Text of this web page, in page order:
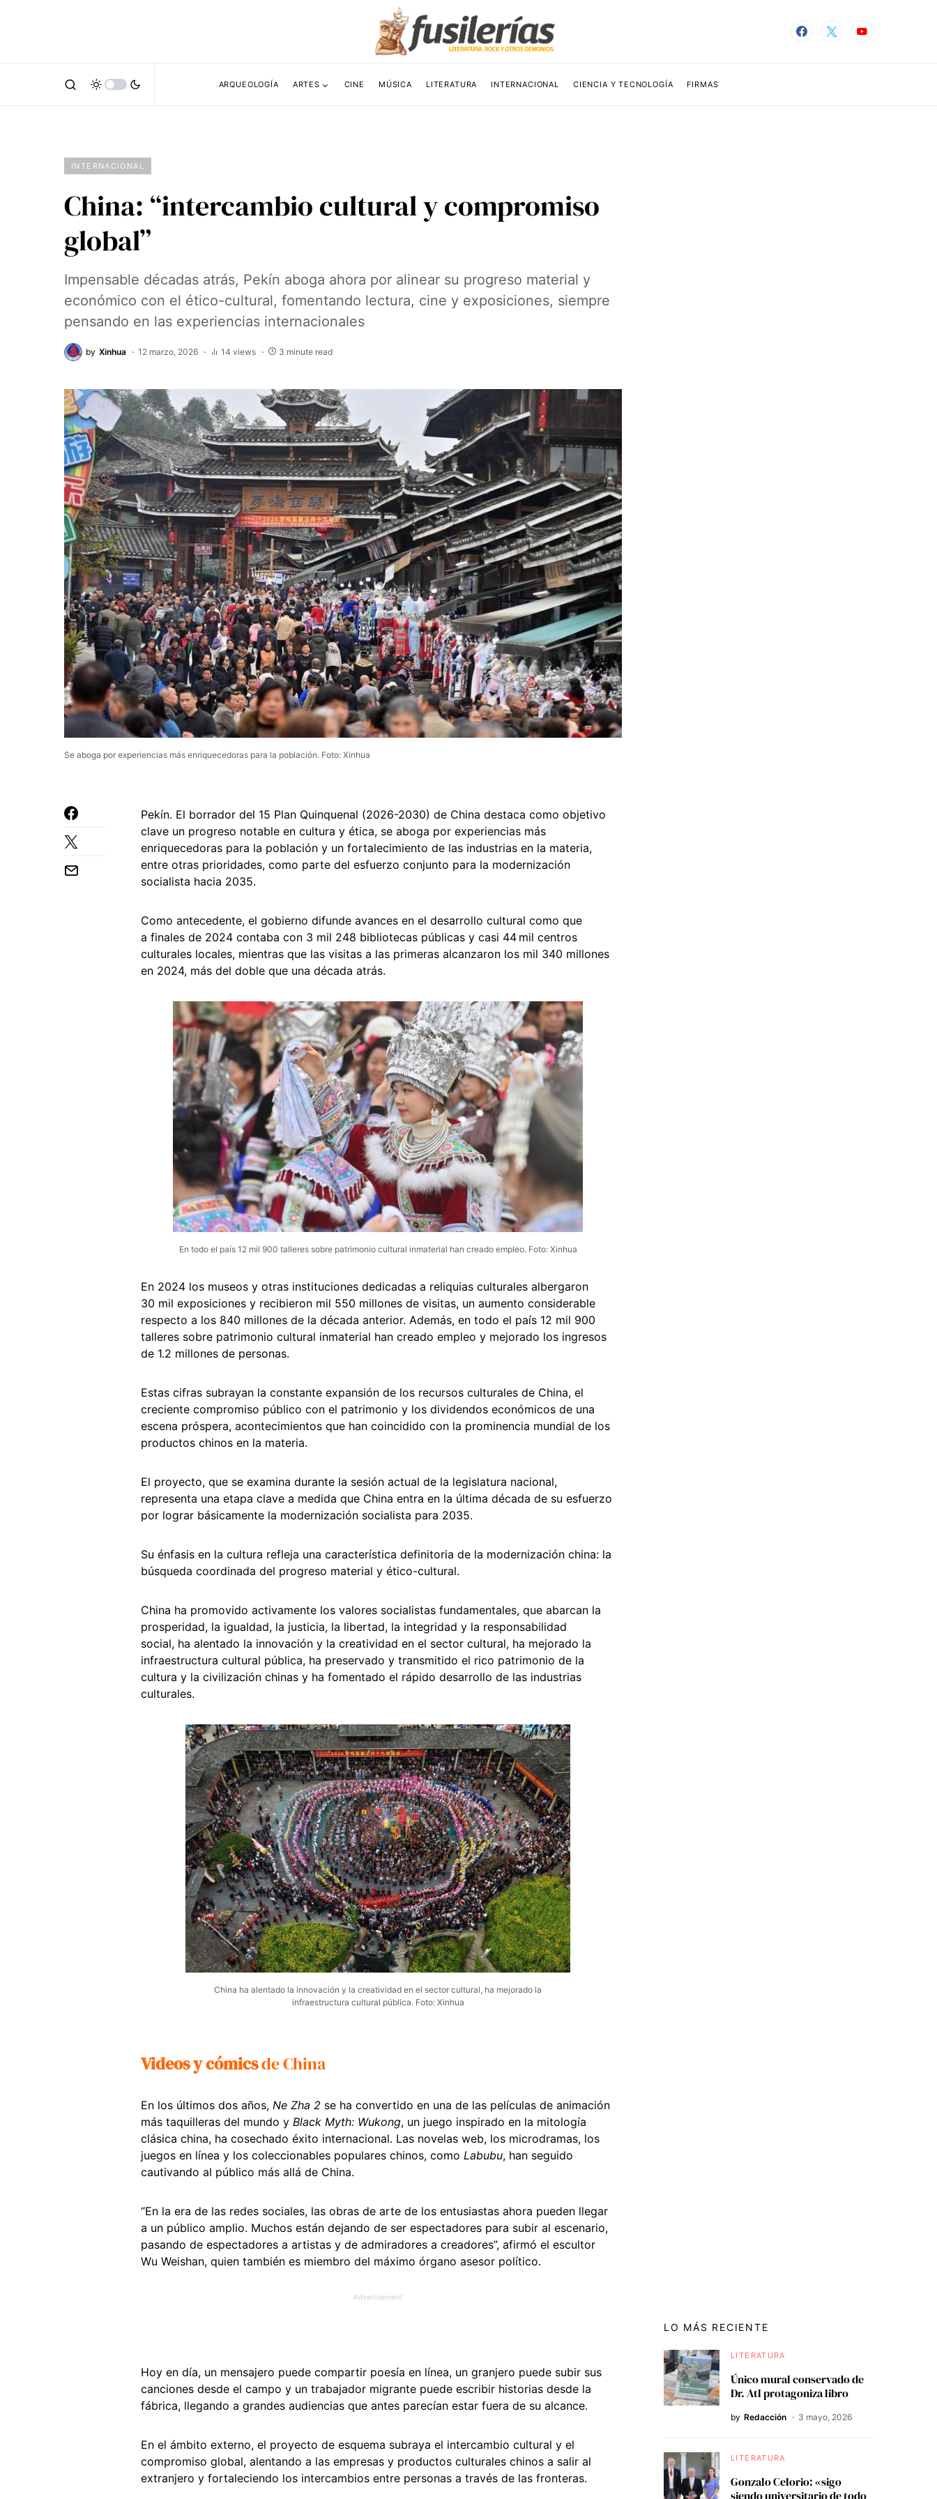
ARQUEOLOGÍA ARTES CINE MÚSICA LITERATURA INTERNACIONAL CIENCIA Y TECNOLOGÍA FIRMAS
INTERNACIONAL
China: “intercambio cultural y compromiso
global”
Impensable décadas atrás, Pekín aboga ahora por alinear su progreso material y
económico con el ético-cultural, fomentando lectura, cine y exposiciones, siempre
pensando en las experiencias internacionales
by Xinhua 12 marzo, 2026 14 views 3 minute read
Se aboga por experiencias más enriquecedoras para la población. Foto: Xinhua
Pekín. El borrador del 15 Plan Quinquenal (2026-2030) de China destaca como objetivo
clave un progreso notable en cultura y ética, se aboga por experiencias más
enriquecedoras para la población y un fortalecimiento de las industrias en la materia,
entre otras prioridades, como parte del esfuerzo conjunto para la modernización
socialista hacia 2035.
Como antecedente, el gobierno difunde avances en el desarrollo cultural como que
a finales de 2024 contaba con 3 mil 248 bibliotecas públicas y casi 44 mil centros
culturales locales, mientras que las visitas a las primeras alcanzaron los mil 340 millones
en 2024, más del doble que una década atrás.
En todo el país 12 mil 900 talleres sobre patrimonio cultural inmaterial han creado empleo. Foto: Xinhua
En 2024 los museos y otras instituciones dedicadas a reliquias culturales albergaron
30 mil exposiciones y recibieron mil 550 millones de visitas, un aumento considerable
respecto a los 840 millones de la década anterior. Además, en todo el país 12 mil 900
talleres sobre patrimonio cultural inmaterial han creado empleo y mejorado los ingresos
de 1.2 millones de personas.
Estas cifras subrayan la constante expansión de los recursos culturales de China, el
creciente compromiso público con el patrimonio y los dividendos económicos de una
escena próspera, acontecimientos que han coincidido con la prominencia mundial de los
productos chinos en la materia.
El proyecto, que se examina durante la sesión actual de la legislatura nacional,
representa una etapa clave a medida que China entra en la última década de su esfuerzo
por lograr básicamente la modernización socialista para 2035.
Su énfasis en la cultura refleja una característica definitoria de la modernización china: la
búsqueda coordinada del progreso material y ético-cultural.
China ha promovido activamente los valores socialistas fundamentales, que abarcan la
prosperidad, la igualdad, la justicia, la libertad, la integridad y la responsabilidad
social, ha alentado la innovación y la creatividad en el sector cultural, ha mejorado la
infraestructura cultural pública, ha preservado y transmitido el rico patrimonio de la
cultura y la civilización chinas y ha fomentado el rápido desarrollo de las industrias
culturales.
China ha alentado la innovación y la creatividad en el sector cultural, ha mejorado la
infraestructura cultural pública. Foto: Xinhua
Videos y cómicsde China
En los últimos dos años, Ne Zha 2 se ha convertido en una de las películas de animación
más taquilleras del mundo y Black Myth: Wukong, un juego inspirado en la mitología
clásica china, ha cosechado éxito internacional. Las novelas web, los microdramas, los
juegos en línea y los coleccionables populares chinos, como Labubu, han seguido
cautivando al público más allá de China.
“En la era de las redes sociales, las obras de arte de los entusiastas ahora pueden llegar
a un público amplio. Muchos están dejando de ser espectadores para subir al escenario,
pasando de espectadores a artistas y de admiradores a creadores”, afirmó el escultor
Wu Weishan, quien también es miembro del máximo órgano asesor político.
Advertisement
Hoy en día, un mensajero puede compartir poesía en línea, un granjero puede subir sus
canciones desde el campo y un trabajador migrante puede escribir historias desde la
fábrica, llegando a grandes audiencias que antes parecían estar fuera de su alcance.
En el ámbito externo, el proyecto de esquema subraya el intercambio cultural y el
compromiso global, alentando a las empresas y productos culturales chinos a salir al
extranjero y fortaleciendo los intercambios entre personas a través de las fronteras.
LO MÁS RECIENTE
LITERATURA
Único mural conservado de
Dr. Atl protagoniza libro
by Redacción 3 mayo, 2026
LITERATURA
Gonzalo Celorio: «sigo
siendo universitario de todo